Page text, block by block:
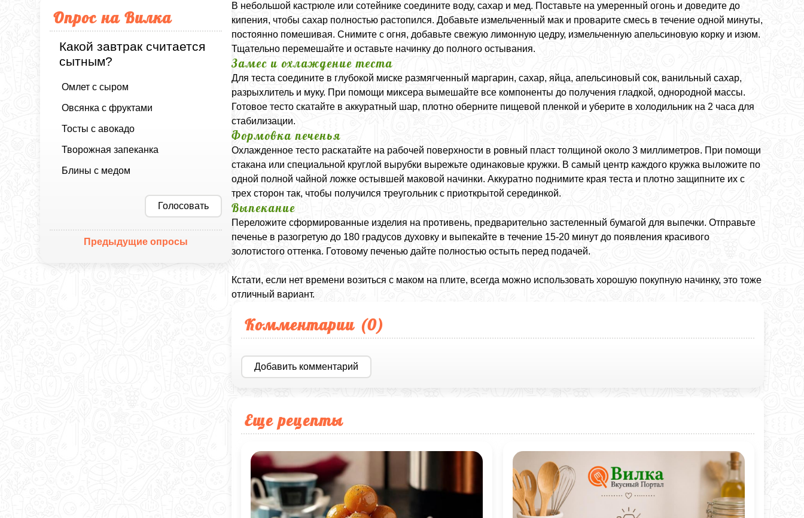
Опрос на Вилка
Какой завтрак считается
сытным?
Омлет с сыром
Овсянка с фруктами
Тосты с авокадо
Творожная запеканка
Блины с медом
Голосовать
Предыдущие опросы
В небольшой кастрюле или сотейнике соедините воду, сахар и мед. Поставьте на умеренный огонь и доведите до
кипения, чтобы сахар полностью растопился. Добавьте измельченный мак и проварите смесь в течение одной минуты,
постоянно помешивая. Снимите с огня, добавьте свежую лимонную цедру, измельченную апельсиновую корку и изюм.
Тщательно перемешайте и оставьте начинку до полного остывания.
Замес и охлаждение теста
Для теста соедините в глубокой миске размягченный маргарин, сахар, яйца, апельсиновый сок, ванильный сахар,
разрыхлитель и муку. При помощи миксера вымешайте все компоненты до получения гладкой, однородной массы.
Готовое тесто скатайте в аккуратный шар, плотно оберните пищевой пленкой и уберите в холодильник на 2 часа для
стабилизации.
Формовка печенья
Охлажденное тесто раскатайте на рабочей поверхности в ровный пласт толщиной около 3 миллиметров. При помощи
стакана или специальной круглой вырубки вырежьте одинаковые кружки. В самый центр каждого кружка выложите по
одной полной чайной ложке остывшей маковой начинки. Аккуратно поднимите края теста и плотно защипните их с
трех сторон так, чтобы получился треугольник с приоткрытой серединкой.
Выпекание
Переложите сформированные изделия на противень, предварительно застеленный бумагой для выпечки. Отправьте
печенье в разогретую до 180 градусов духовку и выпекайте в течение 15-20 минут до появления красивого
золотистого оттенка. Готовому печенью дайте полностью остыть перед подачей.
Кстати, если нет времени возиться с маком на плите, всегда можно использовать хорошую покупную начинку, это тоже
отличный вариант.
Комментарии (0)
Добавить комментарий
Еще рецепты